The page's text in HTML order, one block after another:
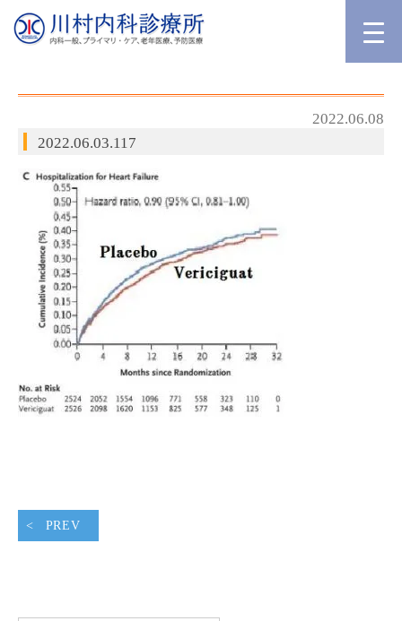
2022.06.08
2022.06.03.117
PREV